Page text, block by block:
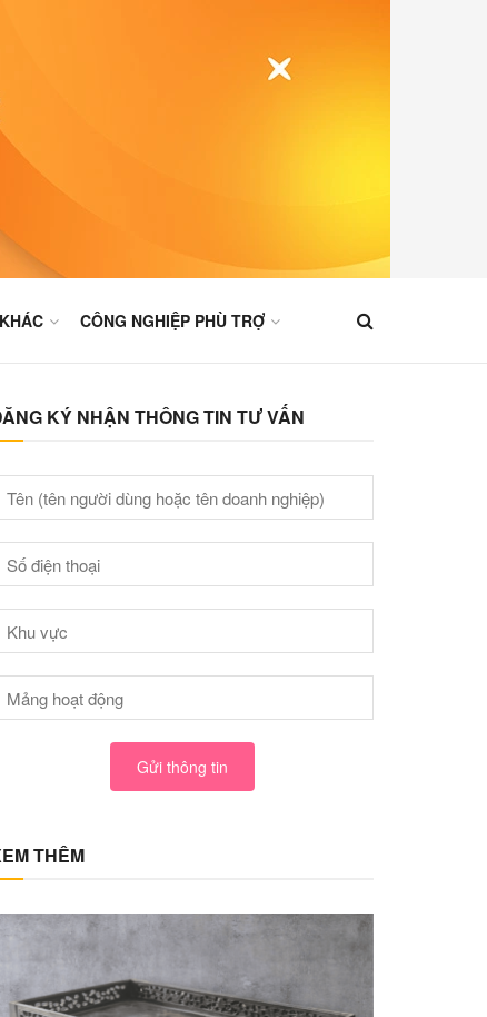
CÔNG NGHIỆP PHÙ TRỢ
KÝ NHẬN THÔNG TIN TƯ VẤN
Gửi thông tin
THÊM